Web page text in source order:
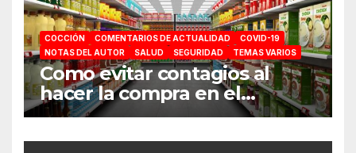
COCCIÓN COMENTARIOS DE ACTUALIDAD
COVID-19
NOTAS DEL AUTOR
SALUD SEGURIDAD TEMAS VARIOS
Como evitar contagios al
hacer la compra en el
supermercado